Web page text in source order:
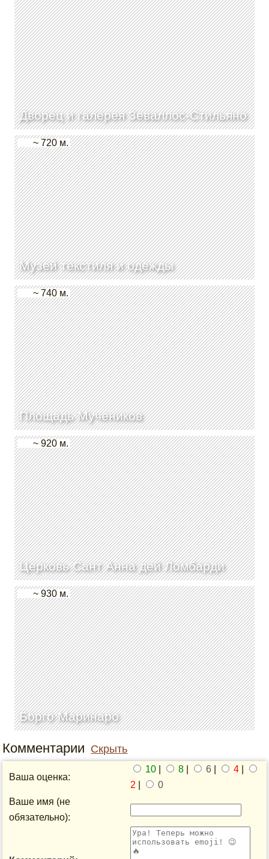
Дворец и галерея Зеваллос-Стильяно
Музей текстиля и одежды
~ 720 м.
Площадь Мучеников
~ 740 м.
Церковь Сант Анна дей Ломбарди
~ 920 м.
Борго Маринаро
~ 930 м.
Комментарии Скрыть
Ваша оценка:
10 8 6 4
2
0
Ваше имя (не
обязательно):